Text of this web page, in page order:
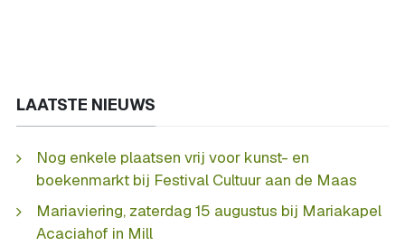
LAATSTE NIEUWS
Nog enkele plaatsen vrij voor kunst- en
boekenmarkt bij Festival Cultuur aan de Maas
Mariaviering, zaterdag 15 augustus bij Mariakapel
Acaciahof in Mill